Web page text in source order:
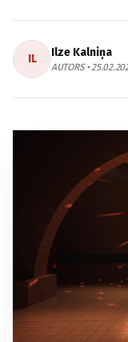
IL Ilze Kalniņa
AUTORS •